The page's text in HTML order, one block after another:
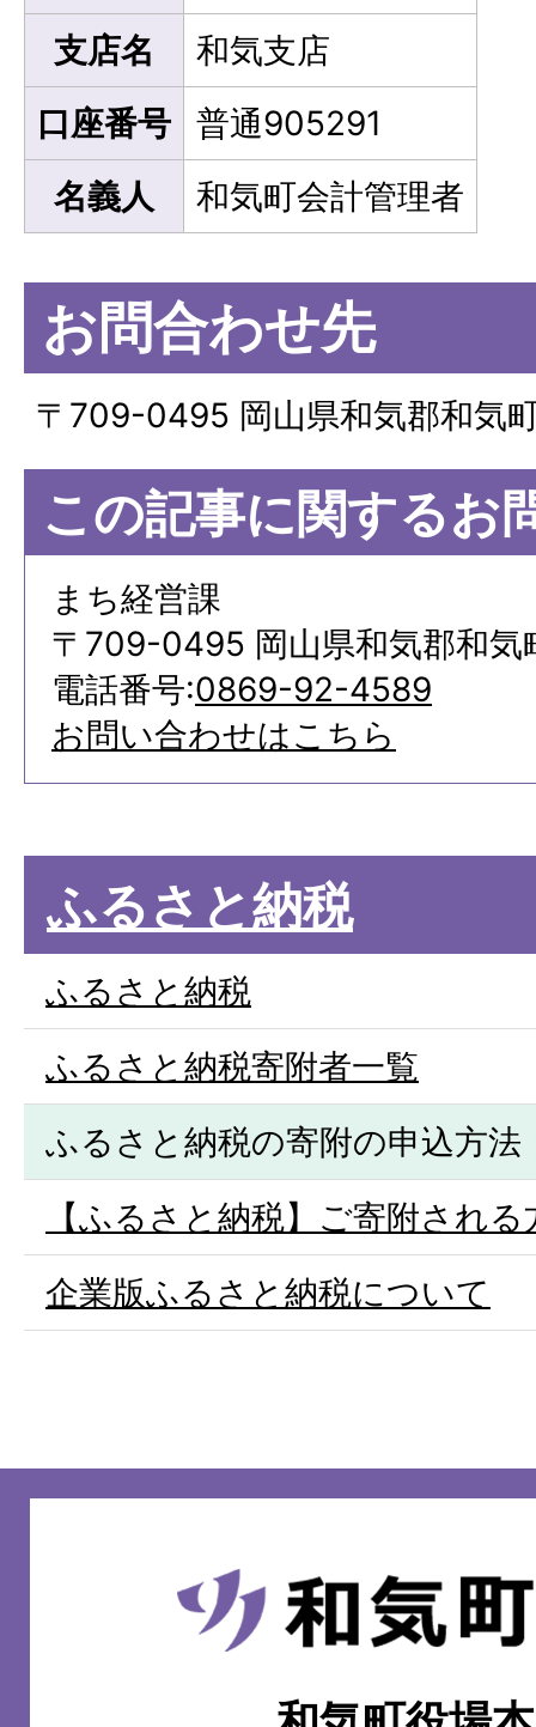
支店名
和気支店
口座番号
普通905291
名義人
和気町会計管理者
お問合わせ先
〒709-0495 岡山県和気郡和気
この記事に関するお
まち経営課
〒709-0495 岡山県和気郡和気
電話番号:0869-92-4589
お問い合わせはこちら
ふるさと納税
ふるさと納税
ふるさと納税寄附者一覧
ふるさと納税の寄附の申込方法
【ふるさと納税】ご寄附され
企業版ふるさと納税について
和
気